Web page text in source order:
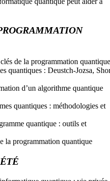
de la programmation quantique
quantiques : Deustch-Jozsa,
d’un algorithme quantique
quantiques : méthodologies et
quantique : outils et
la programmation quantique